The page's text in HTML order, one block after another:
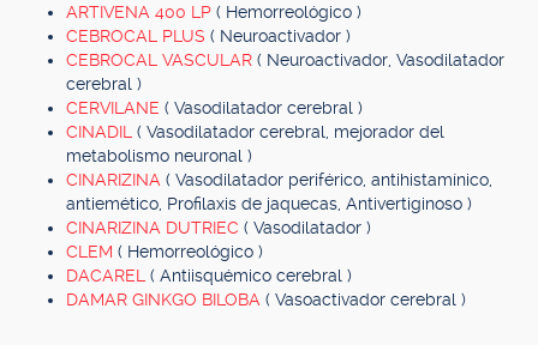
ARTIVENA 400 LP ( Hemorreológico )
CEBROCAL PLUS ( Neuroactivador )
CEBROCAL VASCULAR ( Neuroactivador, Vasodilatador
cerebral )
CERVILANE ( Vasodilatador cerebral )
CINADIL ( Vasodilatador cerebral, mejorador del
metabolismo neuronal )
CINARIZINA ( Vasodilatador periférico, antihistamínico,
antiemético, Profilaxis de jaquecas, Antivertiginoso )
CINARIZINA DUTRIEC ( Vasodilatador )
CLEM ( Hemorreológico )
DACAREL ( Antiisquémico cerebral )
DAMAR GINKGO BILOBA ( Vasoactivador cerebral )